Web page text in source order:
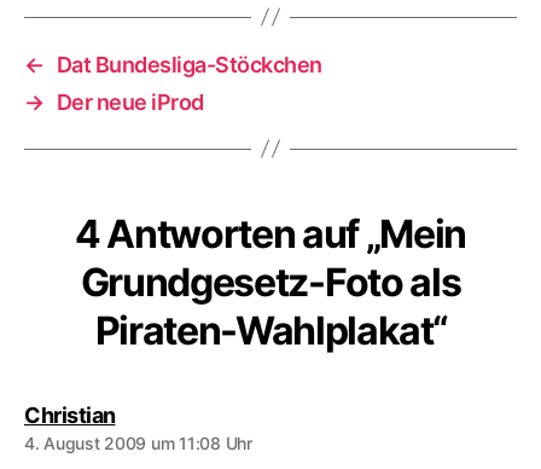
←
Dat Bundesliga-Stöckchen
→ Der neue iProd
4 Antworten auf „Mein
Grundgesetz-Foto als
Piraten-Wahlplakat“
Christiansagt:
4. August 2009 um 11:08 Uhr